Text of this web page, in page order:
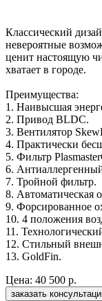
Классический
невероятные
ценит настоящую
хватает в городе.
Преимущества:
1. Наивысшая
2. Привод BLDC.
3. Вентилятор
4. Практически
5. Фильтр
6.
7. Тройной фильтр.
8. Автоматическая
9. Форсированное
10. 4 положения
11.
12. Стильный
13. GoldFin.
Цена: 40 500 р.